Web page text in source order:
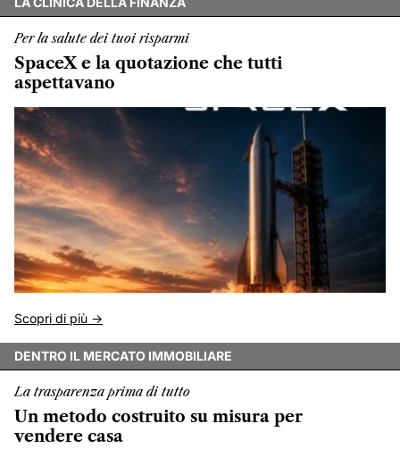
Per la salute dei tuoi risparmi
SpaceX e la quotazione che tutti
aspettavano
Scopri di più ->
DENTRO IL MERCATO IMMOBILIARE
La trasparenza prima di tutto
Un metodo costruito su misura per
vendere casa